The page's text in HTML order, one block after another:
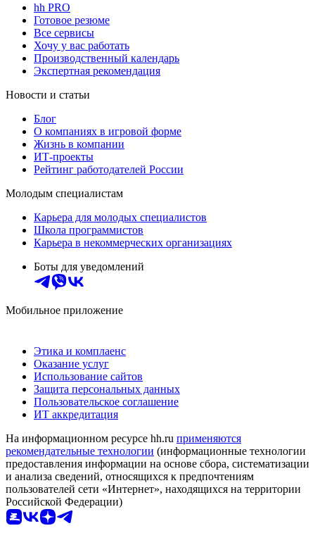
hh PRO
Готовое резюме
Все сервисы
Хочу у вас работать
Производственный календарь
Экспертная рекомендация
Новости и статьи
Блог
О компаниях в игровой форме
Жизнь в компании
ИТ-проекты
Рейтинг работодателей России
Молодым специалистам
Карьера для молодых специалистов
Школа программистов
Карьера в некоммерческих организациях
Боты для уведомлений
Мобильное приложение
Этика и комплаенс
Оказание услуг
Использование сайтов
Защита персональных данных
Пользовательское соглашение
ИТ аккредитация
На информационном ресурсе hh.ru применяются
рекомендательные технологии (информационные технологии
предоставления информации на основе сбора, систематизации
и анализа сведений, относящихся к предпочтениям
пользователей сети «Интернет», находящихся на территории
Российской Федерации)